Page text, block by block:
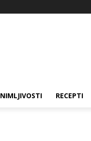
RECEPTI